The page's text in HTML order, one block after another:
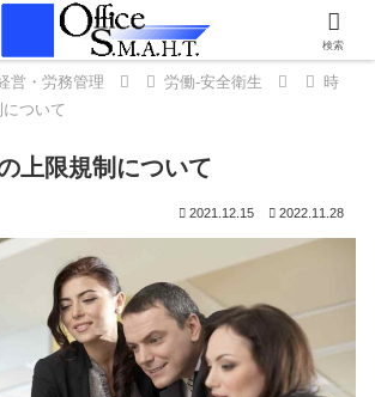
営・労務管理 労働-安全衛生
時
ついて
上限規制について
2021.12.15 2022.11.28
検索